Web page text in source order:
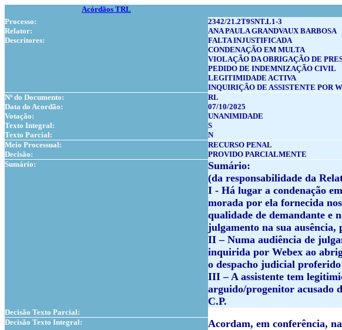
Acórdãos TRL
Processo:
2342/21.2T9SNT.L1-3
Relator:
ANA PAULA GRANDVAUX BARBOSA
Descritores:
FALTA INJUSTIFICADA
CONDENAÇÃO EM MULTA
VIOLAÇÃO DA OBRIGAÇÃO DE
PEDIDO DE INDEMNIZAÇÃO CIVIL
LEGITIMIDADE ACTIVA
INQUIRIÇÃO DE ASSISTENTE POR
Nº do Documento:
RL
Data do Acordão:
07/10/2025
Votação:
UNANIMIDADE
Texto Integral:
S
Texto Parcial:
N
Meio Processual:
RECURSO PENAL
Decisão:
PROVIDO PARCIALMENTE
Sumário:
Sumário:
(da responsabilidade da
I - Há lugar a condenação
morada por ela fornecida
qualidade de demandante e
julgamento na sua ausência,
II – Numa audiência de
inquirida por Webex ao
o despacho judicial
III – A assistente tem
arguido/progenitor acusado
C.P.
Decisão Texto Parcial:
Decisão Texto Integral:
Acordam, em conferência,